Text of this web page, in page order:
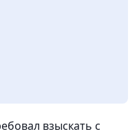
взыскать с